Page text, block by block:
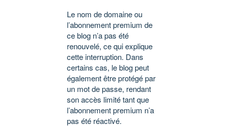
Le nom de domaine ou
l’abonnement premium de
ce blog n’a pas été
renouvelé, ce qui explique
cette interruption. Dans
certains cas, le blog peut
également être protégé par
un mot de passe, rendant
son accès limité tant que
l’abonnement premium n’a
pas été réactivé.